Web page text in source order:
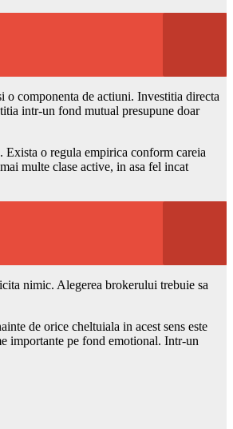
componenta de actiuni. Investitia directa
intr-un fond mutual presupune doar
o regula empirica conform careia
multe clase active, in asa fel incat
nimic. Alegerea brokerului trebuie sa
de orice cheltuiala in acest sens este
importante pe fond emotional. Intr-un